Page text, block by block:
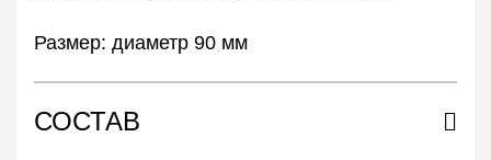
Размер: диаметр 90 мм
СОСТАВ